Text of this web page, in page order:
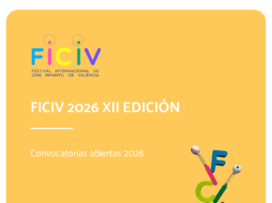
FICIV 2026 XII EDICIÓN
Convocatorias abiertas 2026